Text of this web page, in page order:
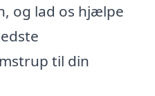
og lad os hjælpe
til din